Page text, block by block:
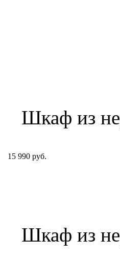
Шкаф из
15 990 руб.
Шкаф из